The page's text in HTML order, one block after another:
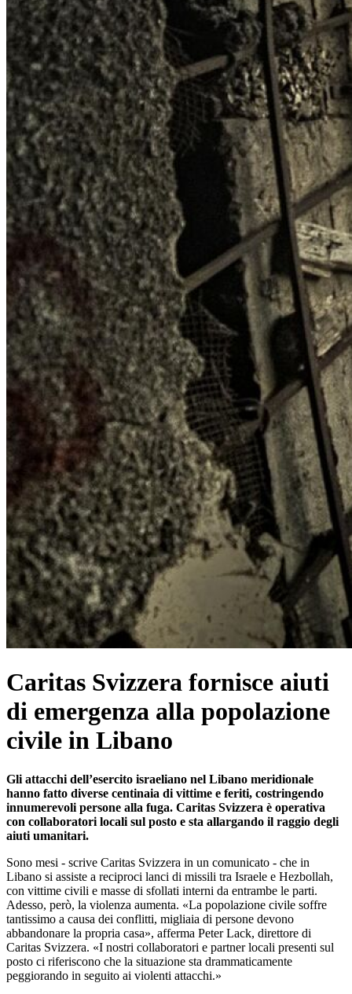
Caritas Svizzera fornisce aiuti
di emergenza alla popolazione
civile in Libano
Gli attacchi dell’esercito israeliano nel Libano meridionale
hanno fatto diverse centinaia di vittime e feriti, costringendo
innumerevoli persone alla fuga. Caritas Svizzera è operativa
con collaboratori locali sul posto e sta allargando il raggio degli
aiuti umanitari.
Sono mesi - scrive Caritas Svizzera in un comunicato - che in
Libano si assiste a reciproci lanci di missili tra Israele e Hezbollah,
con vittime civili e masse di sfollati interni da entrambe le parti.
Adesso, però, la violenza aumenta. «La popolazione civile soffre
tantissimo a causa dei conflitti, migliaia di persone devono
abbandonare la propria casa», afferma Peter Lack, direttore di
Caritas Svizzera. «I nostri collaboratori e partner locali presenti sul
posto ci riferiscono che la situazione sta drammaticamente
peggiorando in seguito ai violenti attacchi.»